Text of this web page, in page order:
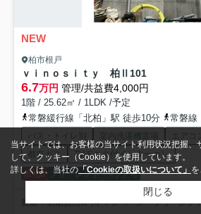
NEW
柏市根戸
ｖｉｎｏｓｉｔｙ 柏Ⅱ 101
6.7万円 管理/共益費4,000円
1階 / 25.62㎡ / 1LDK /予定
常磐緩行線「北柏」駅 徒歩10分
常磐線
バス・トイレ別 室内洗濯機置場 エアコン
都市ガス
TVモニタ付インターホン
敷礼0
フリーレント ペット可
新築！初期費用0円キャンペーン・フリーレン
当サイトでは、お客様の当サイト利用状況把握、
して、クッキー（Cookie）を使用しています。
詳しくは、当社の「Cookieの取扱いについて」
閉じる